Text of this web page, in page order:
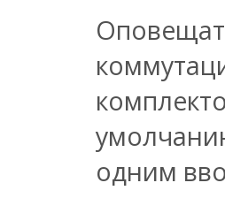
одним